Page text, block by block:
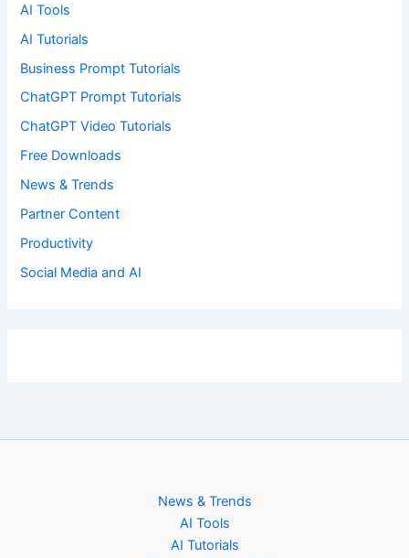
AI Tools
AI Tutorials
Business Prompt Tutorials
ChatGPT Prompt Tutorials
ChatGPT Video Tutorials
Free Downloads
News & Trends
Partner Content
Productivity
Social Media and AI
News & Trends
AI Tools
AI Tutorials